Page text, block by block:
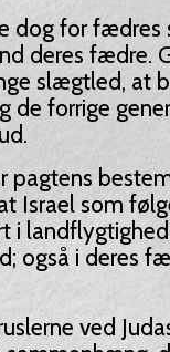
dog for fædres
deres fædre.
slægtled, at
de forrige
pagtens
Israel som
i
også i deres
ved